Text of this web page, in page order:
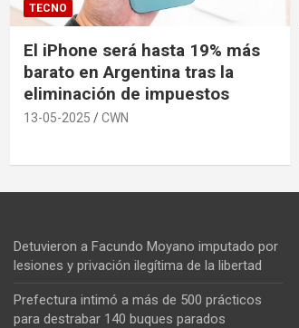
TECNO
El iPhone será hasta 19% más
barato en Argentina tras la
eliminación de impuestos
13-05-2025 CWN
Detuvieron a Facundo Moyano imputado por
lesiones y privación ilegítima de la libertad
Prefectura intimó a más de 500 prácticos
para destrabar 140 buques parados